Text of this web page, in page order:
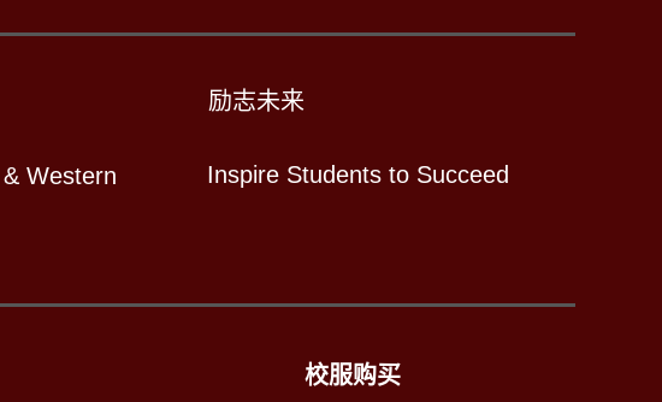
励志未来
Western
Inspire Students to Succeed
校服购买